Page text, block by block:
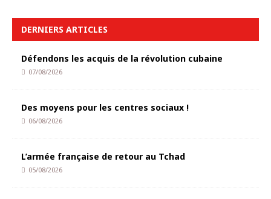
DERNIERS ARTICLES
Défendons les acquis de la révolution cubaine
07/08/2026
Des moyens pour les centres sociaux !
06/08/2026
L’armée française de retour au Tchad
05/08/2026